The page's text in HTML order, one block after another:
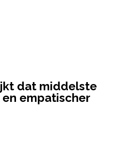
dat middelste
empatischer